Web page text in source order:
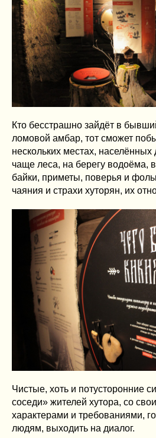
Кто бесстрашно зайдёт в
ломовой амбар, тот сможет
нескольких местах,
чаще леса, на берегу водоёма,
байки, приметы, поверья и
чаяния и страхи хуторян, их
Чистые, хоть и потусторонние
соседи» жителей хутора, со
характерами и требованиями,
людям, выходить на диалог.